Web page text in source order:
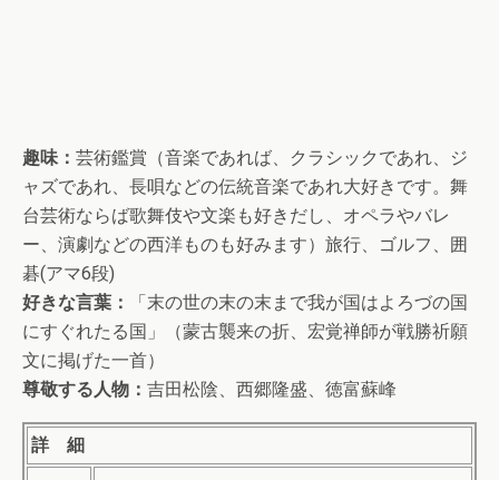
趣味： 芸術鑑賞（音楽であれば、クラシックであれ、ジ
ャズであれ、長唄などの伝統音楽であれ大好きです。舞
台芸術ならば歌舞伎や文楽も好きだし、オペラやバレ
ー、演劇などの西洋ものも好みます）旅行、ゴルフ、囲
碁(アマ6段)
好きな言葉：
「末の世の末の末まで我が国はよろづの国
にすぐれたる国」（蒙古襲来の折、宏覚禅師が戦勝祈願
文に掲げた一首）
尊敬する人物： 吉田松陰、西郷隆盛、徳富蘇峰
詳 細